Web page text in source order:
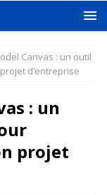
Canvas : un outil
d’entreprise
: un
projet